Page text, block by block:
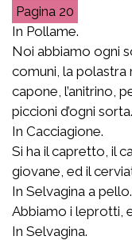
20
In Pollame.
Noi abbiamo ogni
comuni, la polastra
capone, l’anitrino,
piccioni d’ogni sorta.
In Cacciagione.
Si ha il capretto, il
giovane, ed il
In Selvagina a pello.
Abbiamo i leprotti,
In Selvagina.